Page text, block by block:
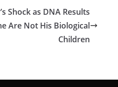
Shock as DNA Results
Are Not His Biological
Children